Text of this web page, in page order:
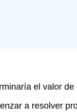
el valor
a resolver